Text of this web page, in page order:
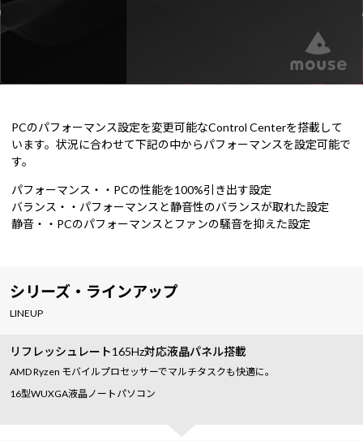
PCのパフォーマンス設定を変更可能なControl Centerを搭載して
います。状況に合わせて下記の中からパフォーマンスを設定可能で
す。
パフォーマンス・・PCの性能を100%引き出す設定
バランス・・パフォーマンスと静音性のバランスが取れた設定
静音・・PCのパフォーマンスとファンの騒音を抑えた設定
シリーズ・ラインアップ
LINEUP
リフレッシュレート165Hz対応液晶パネル搭載
AMD Ryzen モバイルプロセッサーでマルチタスクも快適に。
16型WUXGA液晶ノートパソコン